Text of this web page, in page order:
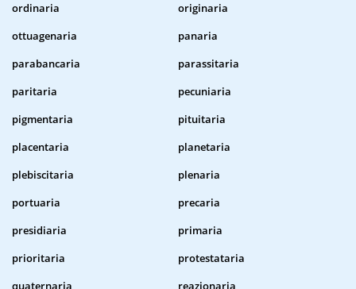
ordinaria
originaria
ottuagenaria
panaria
parabancaria
parassitaria
paritaria
pecuniaria
pigmentaria
pituitaria
placentaria
planetaria
plebiscitaria
plenaria
portuaria
precaria
presidiaria
primaria
prioritaria
protestataria
quaternaria
reazionaria